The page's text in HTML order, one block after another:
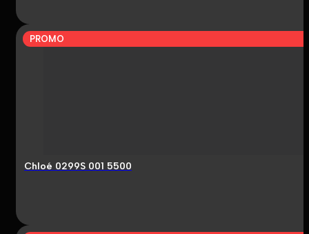
PROMO
Chloé 0299S 001 5500